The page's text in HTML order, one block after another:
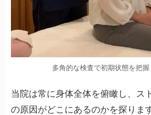
多角的な検査で初期状態を把握
当院は常に身体全体を俯瞰し、ス
の原因がどこにあるのかを探りま